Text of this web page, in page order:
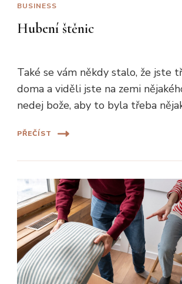
BUSINESS
Hubení štěnic
Také se vám někdy stalo, že jste
doma a viděli jste na zemi
nedej bože, aby to byla třeba
PŘEČÍST